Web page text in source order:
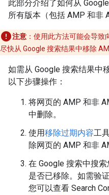
此部分介绍了如何从
所有版本（包括 AMP 和非
注意 ：使用此方法可能会导
尽快从 Google 搜索结果中移除
如需从 Google 搜索结果中
以下步骤操作：
将网页的 AMP 和非
中删除。
使用移除过期内容工
除网页的 AMP 和非
在 Google 搜索中搜
是否已移除。如需验
您可以查看 Search